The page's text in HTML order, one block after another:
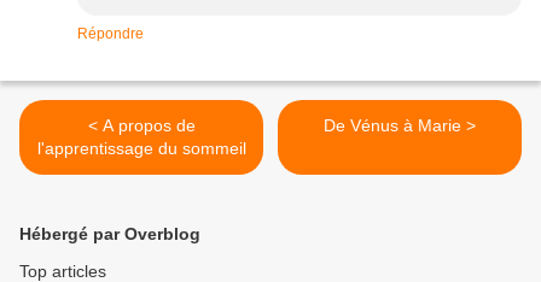
Répondre
< A propos de
l'apprentissage du sommeil
De Vénus à Marie >
Hébergé par Overblog
Top articles